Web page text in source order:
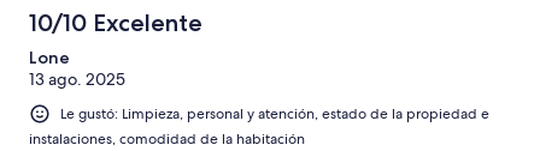
10/10 Excelente
Lone
13 ago. 2025
Le gustó: Limpieza, personal y atención, estado de la propiedad e
instalaciones, comodidad de la habitación